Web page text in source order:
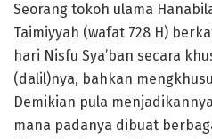
Seorang tokoh ulama
Taimiyyah (wafat 728 H)
hari Nisfu Sya’ban secara
(dalil)nya, bahkan
Demikian pula
mana padanya dibuat